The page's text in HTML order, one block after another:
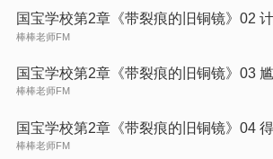
国宝学校第2章《带裂痕的旧铜镜》02
棒棒老师FM
国宝学校第2章《带裂痕的旧铜镜》03
棒棒老师FM
国宝学校第2章《带裂痕的旧铜镜》04
棒棒老师FM